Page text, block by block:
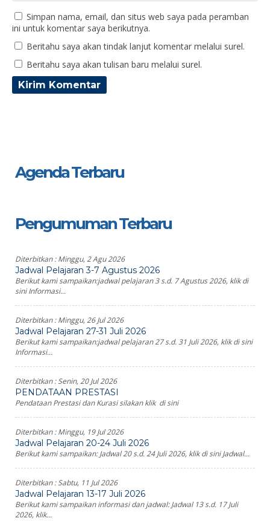
Simpan nama, email, dan situs web saya pada peramban
ini untuk komentar saya berikutnya.
Beritahu saya akan tindak lanjut komentar melalui surel.
Beritahu saya akan tulisan baru melalui surel.
Agenda Terbaru
Pengumuman Terbaru
Diterbitkan :Minggu, 2 Agu 2026
Jadwal Pelajaran 3-7 Agustus 2026
Berikut kami sampaikan:jadwal pelajaran 3 s.d. 7 Agustus 2026, klik di
sini Informasi...
Diterbitkan :Minggu, 26 Jul 2026
Jadwal Pelajaran 27-31 Juli 2026
Berikut kami sampaikan:jadwal pelajaran 27 s.d. 31 Juli 2026, klik di sini
Informasi...
Diterbitkan :Senin, 20 Jul 2026
PENDATAAN PRESTASI
Pendataan Prestasi dan Kurasi silakan klik di sini
Diterbitkan :Minggu, 19 Jul 2026
Jadwal Pelajaran 20-24 Juli 2026
Berikut kami sampaikan: Jadwal 20 s.d. 24 Juli 2026, klik di sini Jadwal...
Diterbitkan :Sabtu, 11 Jul 2026
Jadwal Pelajaran 13-17 Juli 2026
Berikut kami sampaikan informasi dan jadwal: Jadwal 13 s.d. 17 Juli
2026, klik...